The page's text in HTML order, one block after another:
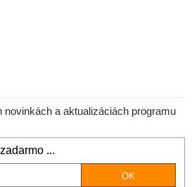
a aktualizáciách programu
...